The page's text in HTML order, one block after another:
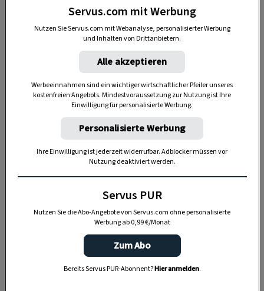
1-2 EL Steinsalz
getrocknete Rosenblüten
Anzeige
Servus.com mit Werbung
Nutzen Sie Servus.com mit Webanalyse, personalisierter Werbung
und Inhalten von Drittanbietern.
Alle akzeptieren
Werbeeinnahmen sind ein wichtiger wirtschaftlicher Pfeiler unseres
kostenfreien Angebots. Mindestvoraussetzung zur Nutzung ist Ihre
Einwilligung für personalisierte Werbung.
Personalisierte Werbung
Ihre Einwilligung ist jederzeit widerrufbar. Adblocker müssen vor
Nutzung deaktiviert werden.
Servus PUR
Nutzen Sie die Abo-Angebote von Servus.com ohne personalisierte
Werbung ab 0,99 €/Monat
Zum Abo
Bereits Servus PUR-Abonnent?Hier anmelden.